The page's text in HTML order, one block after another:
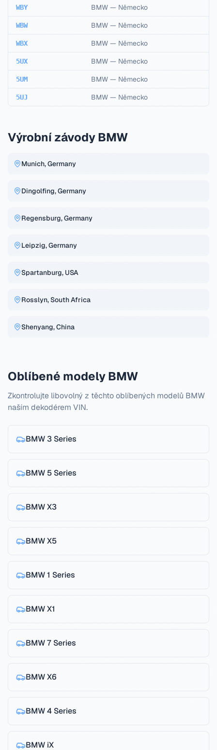
WBY BMW — Německo
WBW BMW — Německo
WBX BMW — Německo
5UX BMW — Německo
5UM BMW — Německo
5UJ BMW — Německo
Výrobní závody BMW
Munich, Germany
Dingolfing, Germany
Regensburg, Germany
Leipzig, Germany
Spartanburg, USA
Rosslyn, South Africa
Shenyang, China
Oblíbené modely BMW
Zkontrolujte libovolný z těchto oblíbených modelů BMW
naším dekodérem VIN.
BMW 3 Series
BMW 5 Series
BMWX3
BMWX5
BMW1 Series
BMWX1
BMW7 Series
BMWX6
BMW4 Series
BMW iX